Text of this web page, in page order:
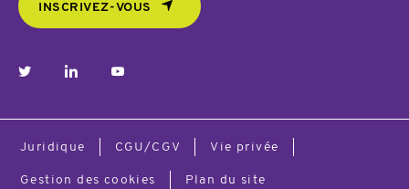
INSCRIVEZ-VOUS
Juridique CGU/CGV Vie privée
Gestion des cookies Plan du site